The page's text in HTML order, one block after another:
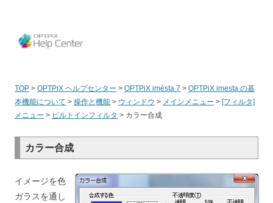
TOP > OPTPiX ヘルプセンター > OPTPiX imésta 7 > OPTPiX imesta の基
本機能について > 操作と機能 > ウィンドウ > メインメニュー > [フィルタ]
メニュー > ビルトインフィルタ > カラー合成
カラー合成
イメージを色
ガラスを通し